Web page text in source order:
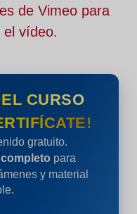
de Vimeo para
el vídeo.
CURSO
gratuito.
para
y material